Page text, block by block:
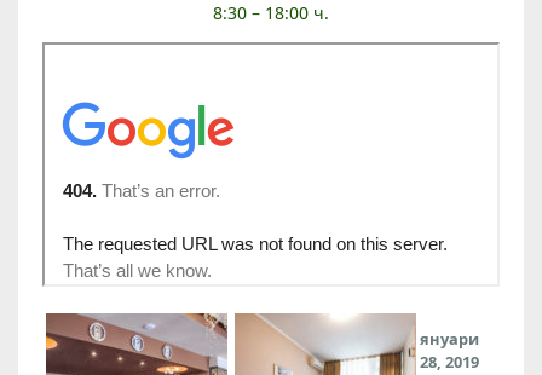
8:30 – 18:00 ч.
януари
28, 2019